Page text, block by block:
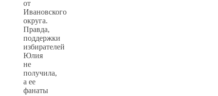
от
Ивановского
округа.
Правда,
поддержки
избирателей
Юлия
не
получила,
а ее
фанаты